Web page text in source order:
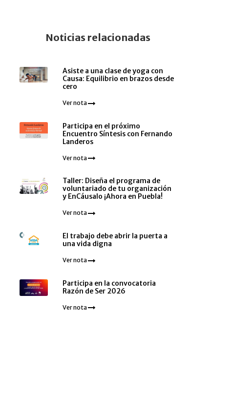
Noticias relacionadas
Asiste a una clase de yoga con
Causa: Equilibrio en brazos desde
cero
Ver nota
Participa en el próximo
Encuentro Síntesis con Fernando
Landeros
Ver nota
Taller: Diseña el programa de
voluntariado de tu organización
y EnCáusalo ¡Ahora en Puebla!
Ver nota
El trabajo debe abrir la puerta a
una vida digna
Ver nota
Participa en la convocatoria
Razón de Ser 2026
Ver nota